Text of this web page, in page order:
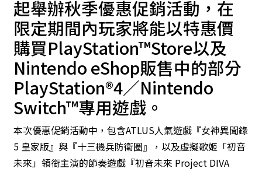
起舉辦秋季優惠促銷活動，在
限定期間內玩家將能以特惠價
購買PlayStation™Store以及
Nintendo eShop販售中的部分
PlayStation®4／Nintendo
Switch™專用遊戲。
本次優惠促銷活動中，包含ATLUS人氣遊戲『女神異聞錄
5 皇家版』與『十三機兵防衛圈』，以及虛擬歌姬「初音
未來」領銜主演的節奏遊戲『初音未來 Project DIVA